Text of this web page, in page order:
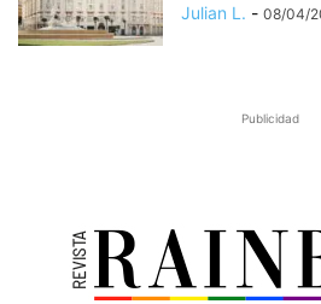
Julian L. - 08/04/
Publicidad